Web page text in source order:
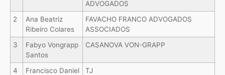
ADVOGADOS
2
Ana Beatriz
Ribeiro Colares
FAVACHO FRANCO ADVOGADOS
ASSOCIADOS
3
Fabyo Vongrapp
Santos
CASANOVA VON-GRAPP
4
Francisco Daniel
TJ